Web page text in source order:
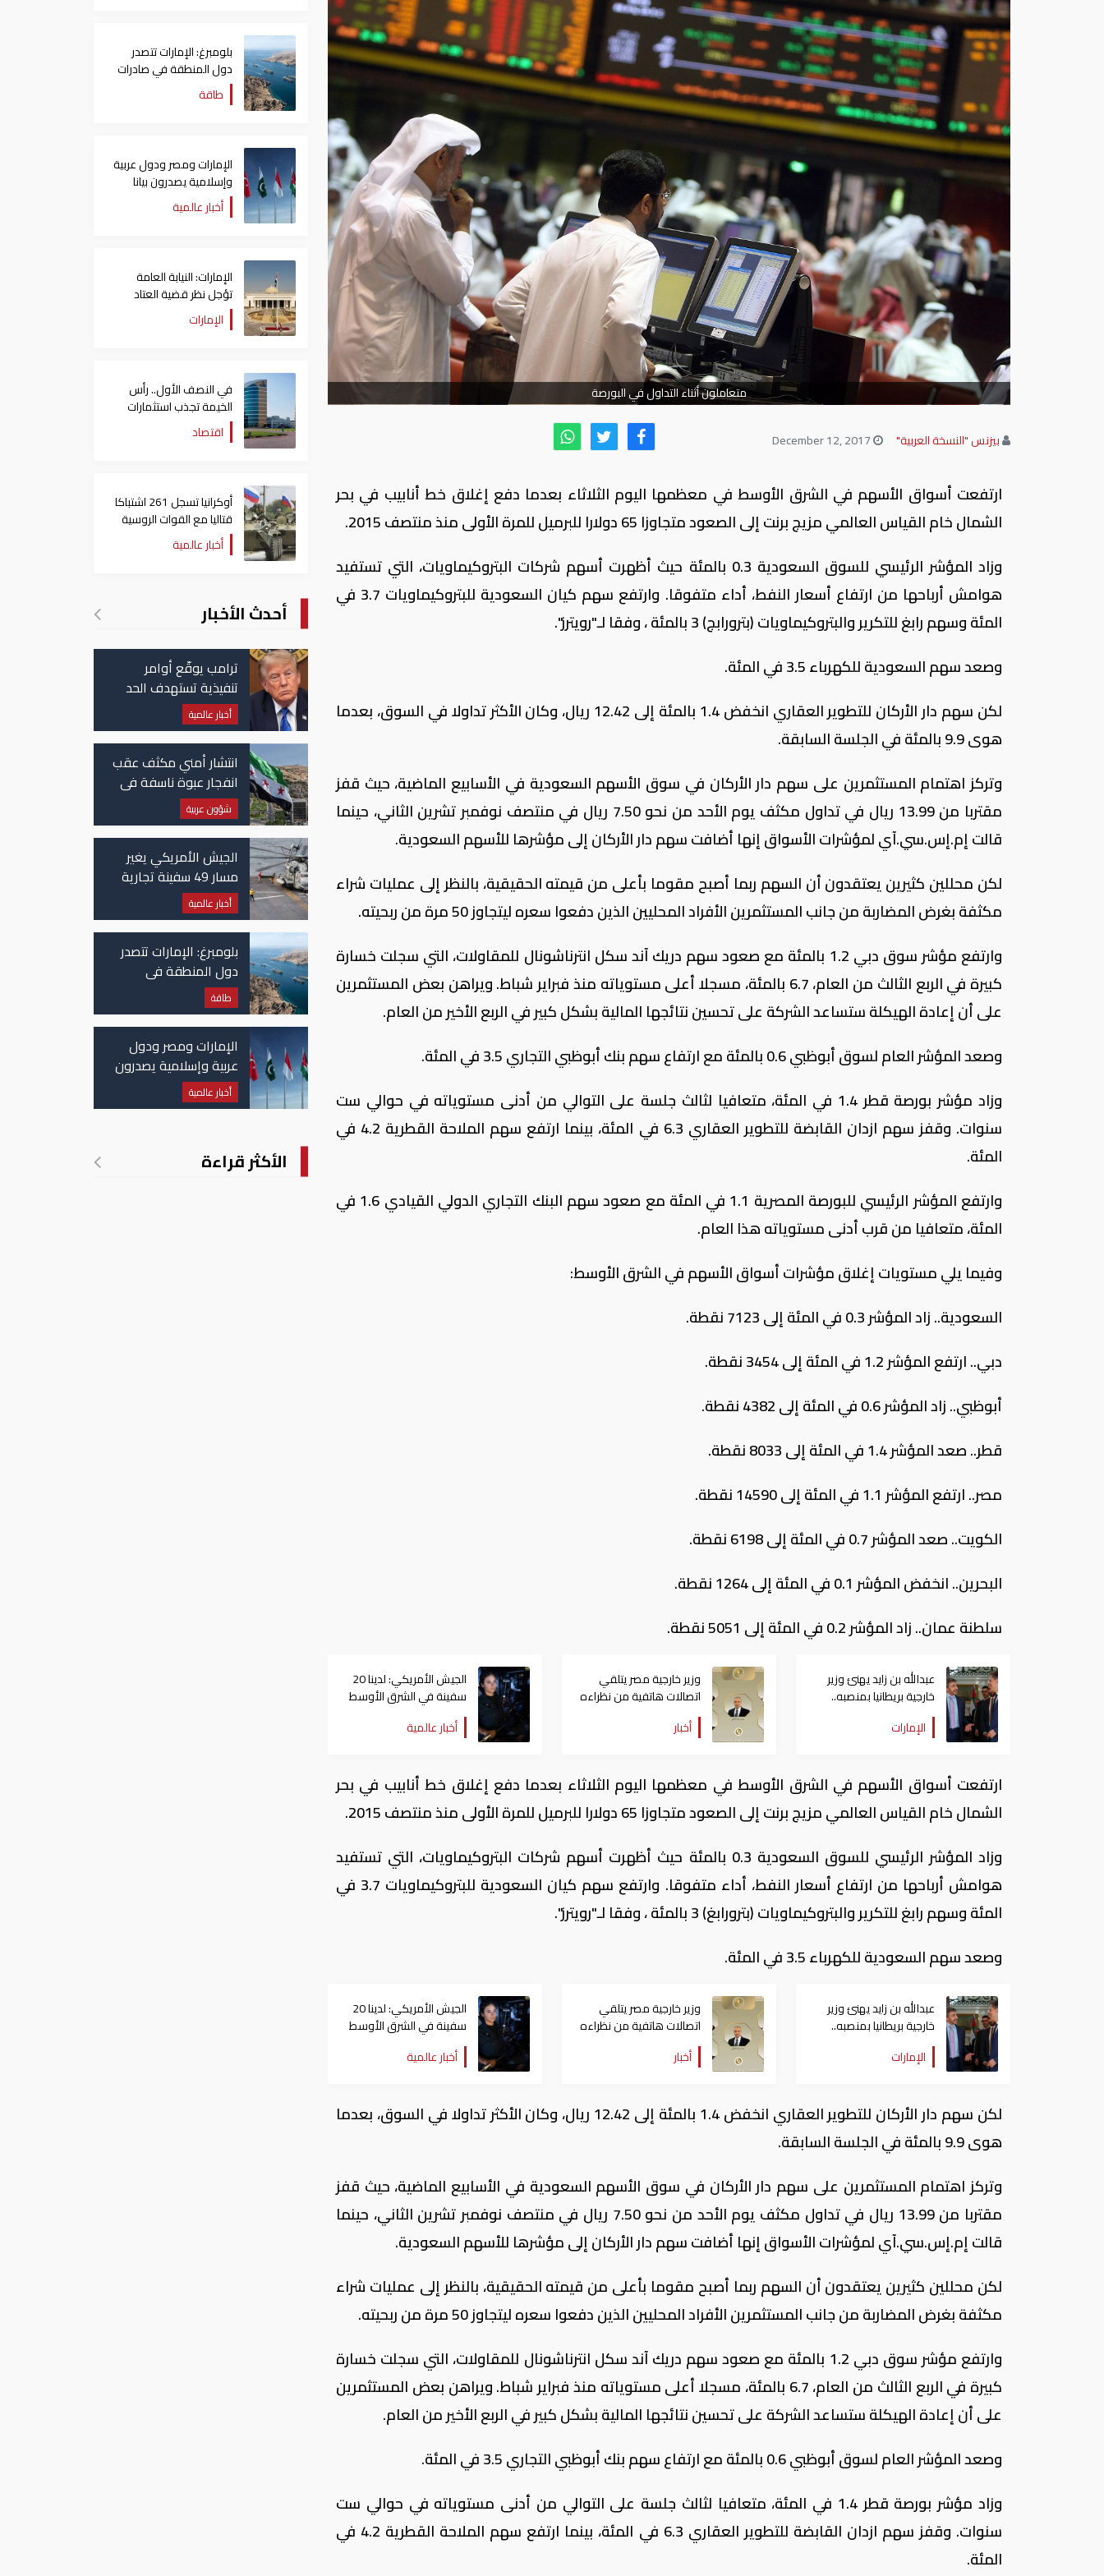
متعاملون أثناء التداول في البورصة
بيزنس "النسخة العربية"
ارتفعت أسواق الأسهم في الشرق الأوسط في معظمها اليوم الثلاثاء بعدما دفع إغلاق خط أنابيب في بحر
الشمال خام القياس العالمي مزيج برنت إلى الصعود متجاوزا 65 دولارا للبرميل للمرة الأولى منذ منتصف 2015.
وزاد المؤشر الرئيسي للسوق السعودية 0.3 بالمئة حيث أظهرت أسهم شركات البتروكيماويات، التي تستفيد
هوامش أرباحها من ارتفاع أسعار النفط، أداء متفوقا. وارتفع سهم كيان السعودية للبتروكيماويات 3.7 في
المئة وسهم رابغ للتكرير والبتروكيماويات (بترورابج) 3 بالمئة ، وفقا لـ"رويترز".
وصعد سهم السعودية للكهرباء 3.5 في المئة.
لكن سهم دار الأركان للتطوير العقاري انخفض 1.4 بالمئة إلى 12.42 ريال، وكان الأكثر تداولا في السوق، بعدما
هوى 9.9 بالمئة في الجلسة السابقة.
وتركز اهتمام المستثمرين على سهم دار الأركان في سوق الأسهم السعودية في الأسابيع الماضية، حيث قفز
مقتربا من 13.99 ريال في تداول مكثف يوم الأحد من نحو 7.50 ريال في منتصف نوفمبر تشرين الثاني، حينما
قالت إم.إس.سي.آي لمؤشرات الأسواق إنها أضافت سهم دار الأركان إلى مؤشرها للأسهم السعودية.
لكن محللين كثيرين يعتقدون أن السهم ربما أصبح مقوما بأعلى من قيمته الحقيقية، بالنظر إلى عمليات شراء
مكثفة بغرض المضاربة من جانب المستثمرين الأفراد المحليين الذين دفعوا سعره ليتجاوز 50 مرة من ربحيته.
وارتفع مؤشر سوق دبي 1.2 بالمئة مع صعود سهم دريك آند سكل انترناشونال للمقاولات، التي سجلت خسارة
كبيرة في الربع الثالث من العام، 6.7 بالمئة، مسجلا أعلى مستوياته منذ فبراير شباط. ويراهن بعض المستثمرين
على أن إعادة الهيكلة ستساعد الشركة على تحسين نتائجها المالية بشكل كبير في الربع الأخير من العام.
وصعد المؤشر العام لسوق أبوظبي 0.6 بالمئة مع ارتفاع سهم بنك أبوظبي التجاري 3.5 في المئة.
وزاد مؤشر بورصة قطر 1.4 في المئة، متعافيا لثالث جلسة على التوالي من أدنى مستوياته في حوالي ست
سنوات. وقفز سهم ازدان القابضة للتطوير العقاري 6.3 في المئة، بينما ارتفع سهم الملاحة القطرية 4.2 في
المئة.
وارتفع المؤشر الرئيسي للبورصة المصرية 1.1 في المئة مع صعود سهم البنك التجاري الدولي القيادي 1.6 في
المئة، متعافيا من قرب أدنى مستوياته هذا العام.
وفيما يلي مستويات إغلاق مؤشرات أسواق الأسهم في الشرق الأوسط:
السعودية.. زاد المؤشر 0.3 في المئة إلى 7123 نقطة.
دبي.. ارتفع المؤشر 1.2 في المئة إلى 3454 نقطة.
أبوظبي.. زاد المؤشر 0.6 في المئة إلى 4382 نقطة.
قطر.. صعد المؤشر 1.4 في المئة إلى 8033 نقطة.
مصر.. ارتفع المؤشر 1.1 في المئة إلى 14590 نقطة.
الكويت.. صعد المؤشر 0.7 في المئة إلى 6198 نقطة.
البحرين.. انخفض المؤشر 0.1 في المئة إلى 1264 نقطة.
سلطنة عمان.. زاد المؤشر 0.2 في المئة إلى 5051 نقطة.
عبدالله بن زايد يهنئ وزير
خارجية بريطانيا بمنصبه..
ويبحثان أوضاع الشرق
الأوسط
الإمارات
وزير خارجية مصر يتلقي
اتصالات هاتفية من نظراءه
بالإمارات والسعودية
والأردن والكويت
أخبار
الجيش الأمريكي: لدينا 20
سفينة في الشرق الأوسط
لدعم العمليات العسكرية
أخبار عالمية
ارتفعت أسواق الأسهم في الشرق الأوسط في معظمها اليوم الثلاثاء بعدما دفع إغلاق خط أنابيب في بحر
الشمال خام القياس العالمي مزيج برنت إلى الصعود متجاوزا 65 دولارا للبرميل للمرة الأولى منذ منتصف 2015.
وزاد المؤشر الرئيسي للسوق السعودية 0.3 بالمئة حيث أظهرت أسهم شركات البتروكيماويات، التي تستفيد
هوامش أرباحها من ارتفاع أسعار النفط، أداء متفوقا. وارتفع سهم كيان السعودية للبتروكيماويات 3.7 في
المئة وسهم رابغ للتكرير والبتروكيماويات (بترورابغ) 3 بالمئة ، وفقا لـ"رويترز".
وصعد سهم السعودية للكهرباء 3.5 في المئة.
عبدالله بن زايد يهنئ وزير
خارجية بريطانيا بمنصبه..
ويبحثان أوضاع الشرق
الأوسط
الإمارات
وزير خارجية مصر يتلقي
اتصالات هاتفية من نظراءه
بالإمارات والسعودية
والأردن والكويت
أخبار
الجيش الأمريكي: لدينا 20
سفينة في الشرق الأوسط
لدعم العمليات العسكرية
أخبار عالمية
لكن سهم دار الأركان للتطوير العقاري انخفض 1.4 بالمئة إلى 12.42 ريال، وكان الأكثر تداولا في السوق، بعدما
هوى 9.9 بالمئة في الجلسة السابقة.
وتركز اهتمام المستثمرين على سهم دار الأركان في سوق الأسهم السعودية في الأسابيع الماضية، حيث قفز
مقتربا من 13.99 ريال في تداول مكثف يوم الأحد من نحو 7.50 ريال في منتصف نوفمبر تشرين الثاني، حينما
قالت إم.إس.سي.آي لمؤشرات الأسواق إنها أضافت سهم دار الأركان إلى مؤشرها للأسهم السعودية.
لكن محللين كثيرين يعتقدون أن السهم ربما أصبح مقوما بأعلى من قيمته الحقيقية، بالنظر إلى عمليات شراء
مكثفة بغرض المضاربة من جانب المستثمرين الأفراد المحليين الذين دفعوا سعره ليتجاوز 50 مرة من ربحيته.
وارتفع مؤشر سوق دبي 1.2 بالمئة مع صعود سهم دريك آند سكل انترناشونال للمقاولات، التي سجلت خسارة
كبيرة في الربع الثالث من العام، 6.7 بالمئة، مسجلا أعلى مستوياته منذ فبراير شباط. ويراهن بعض المستثمرين
على أن إعادة الهيكلة ستساعد الشركة على تحسين نتائجها المالية بشكل كبير في الربع الأخير من العام.
وصعد المؤشر العام لسوق أبوظبي 0.6 بالمئة مع ارتفاع سهم بنك أبوظبي التجاري 3.5 في المئة.
وزاد مؤشر بورصة قطر 1.4 في المئة، متعافيا لثالث جلسة على التوالي من أدنى مستوياته في حوالي ست
سنوات. وقفز سهم ازدان القابضة للتطوير العقاري 6.3 في المئة، بينما ارتفع سهم الملاحة القطرية 4.2 في
المئة.
بلومبرغ: الإمارات تتصدر
دول المنطقة في صادرات
النفط عبر مضيق هرمز
طاقة
الإمارات ومصر ودول عربية
وإسلامية يصدرون بيانا
مشتركا بشأن الانتهاكات
الإسرائيلية في غزة
أخبار عالمية
الإمارات: النيابة العامة
تؤجل نظر قضية العتاد
العسكري للسودان
الإمارات
في النصف الأول.. رأس
الخيمة تجذب استثمارات
تتجاوز 771 مليون درهماقتصاد
أوكرانيا تسجل 261 اشتباكا
قتاليا مع القوات الروسية
أخبار عالمية
أحدث الأخبار
ترامب يوقّع أوامر
تنفيذية تستهدف الحد
من منح الجنسية
الأمريكية بالولادة
أخبار عالمية
انتشار أمني مكثف عقب
انفجار عبوة ناسفة في
حافلة ركاب في سوريا
شؤون عربية
الجيش الأمريكي يغير
مسار 49 سفينة تجارية
في مضيق هرمز
أخبار عالمية
بلومبرغ: الإمارات تتصدر
دول المنطقة في
صادرات النفط عبر مضيق
هرمز
طاقة
الإمارات ومصر ودول
عربية وإسلامية يصدرون
بيانا مشتركا بشأن
الانتهاكات الإسرائيلية
أخبار عالمية
الأكثر قراءة